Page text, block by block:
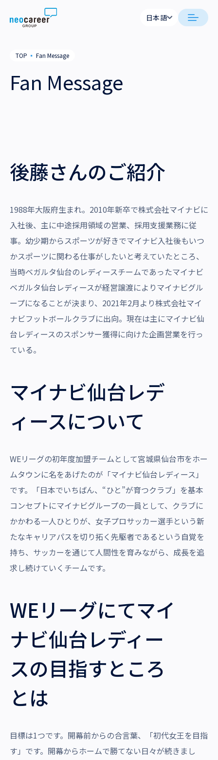
Skip to content
日本語
代表メッセージ
事業内容
拠点一覧
沿革・受賞歴
日本語
TOP ▪ Fan Message
Fan Message
後藤さんのご紹介
1988年大阪府生まれ。2010年新卒で株式会社マイナビに
入社後、主に中途採用領域の営業、採用支援業務に従
事。幼少期からスポーツが好きでマイナビ入社後もいつ
かスポーツに関わる仕事がしたいと考えていたところ、
当時ベガルタ仙台のレディースチームであったマイナビ
ベガルタ仙台レディースが経営譲渡によりマイナビグル
ープになることが決まり、2021年2月より株式会社マイ
ナビフットボールクラブに出向。現在は主にマイナビ仙
台レディースのスポンサー獲得に向けた企画営業を行っ
ている。
マイナビ仙台レデ
ィースについて
WEリーグの初年度加盟チームとして宮城県仙台市をホー
ムタウンに名をあげたのが「マイナビ仙台レディース」
です。「日本でいちばん、“ひと”が育つクラブ」を基本
コンセプトにマイナビグループの一員として、クラブに
かかわる一人ひとりが、女子プロサッカー選手という新
たなキャリアパスを切り拓く先駆者であるという自覚を
持ち、サッカーを通じて人間性を育みながら、成長を追
求し続けていくチームです。
WEリーグにてマイ
ナビ仙台レディー
スの目指すところ
とは
目標は1つです。開幕前からの合言葉、「初代女王を目指
す」です。開幕からホームで勝てない日々が続きまし